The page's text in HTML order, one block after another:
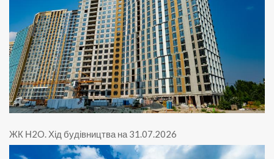
ЖК Н2O. Хід будівництва на 31.07.2026